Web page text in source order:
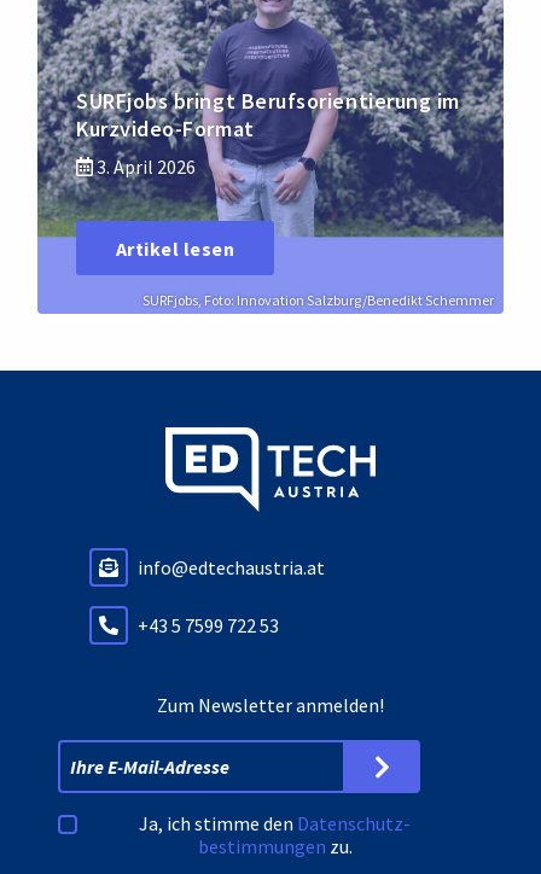
SURFjobs, Foto: Innovation Salzburg/Benedikt Schemmer
SURFjobs bringt Berufsorientierung im
Kurzvideo-Format
3. April 2026
Artikel lesen
info@edtechaustria.at
+43 5 7599 722 53
Zum Newsletter anmelden!
Ja, ich stimme den Datenschutz­
bestimmungen zu.